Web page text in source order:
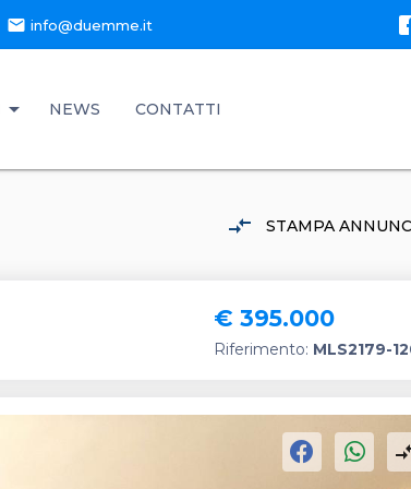
mail info@duemme.it
NEWS CONTATTI
compare_arrows STAMPA
€ 395.000
Riferimento: MLS2179-